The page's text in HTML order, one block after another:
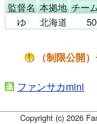
監督名 本拠地 チー
ゆ
北海道
（制限公開
ファンサカmini
Copyright (c) 2026